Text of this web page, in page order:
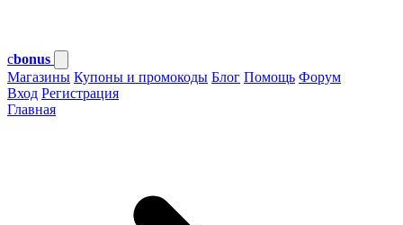
cbonus
Магазины Купоны и промокоды Блог Помощь Форум
Вход Регистрация
Главная